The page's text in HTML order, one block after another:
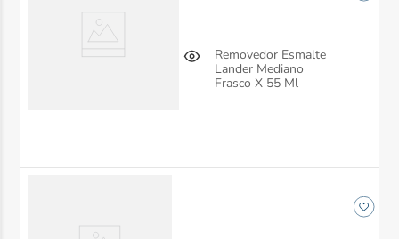
Removedor Esmalte
Lander Mediano
Frasco X 55 Ml